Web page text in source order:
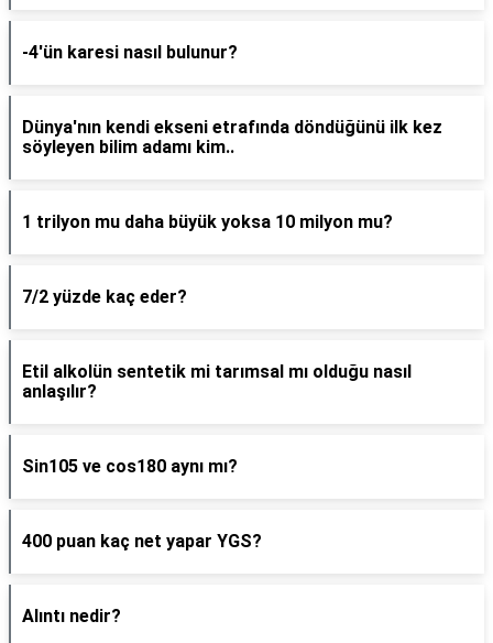
-4'ün karesi nasıl bulunur?
Dünya'nın kendi ekseni etrafında döndüğünü ilk kez
söyleyen bilim adamı kim..
1 trilyon mu daha büyük yoksa 10 milyon mu?
7/2 yüzde kaç eder?
Etil alkolün sentetik mi tarımsal mı olduğu nasıl
anlaşılır?
Sin105 ve cos180 aynı mı?
400 puan kaç net yapar YGS?
Alıntı nedir?